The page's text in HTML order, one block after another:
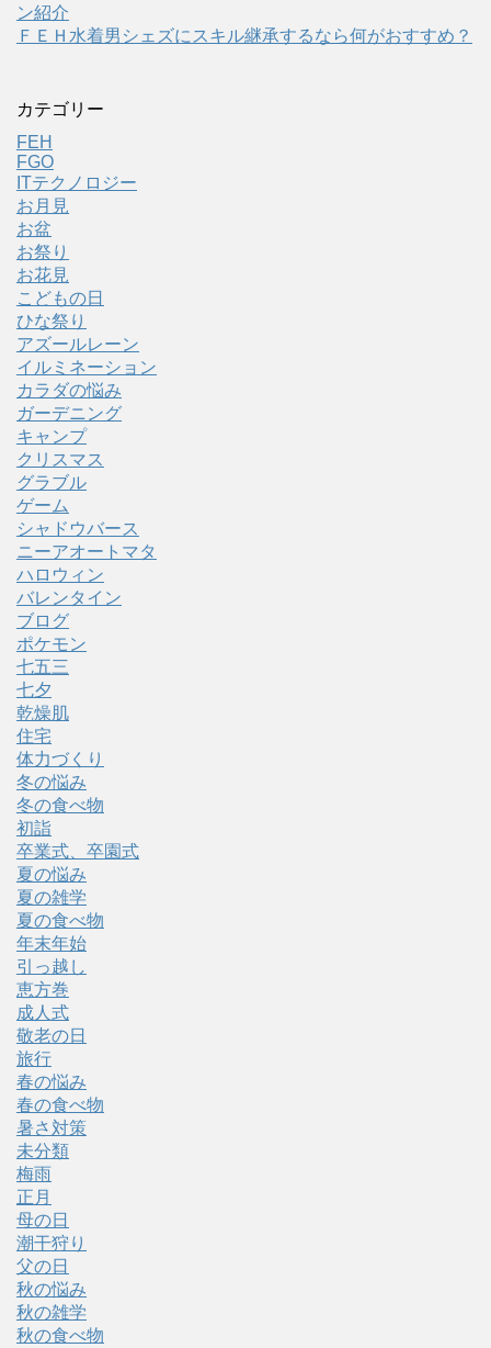
ン紹介
ＦＥＨ水着男シェズにスキル継承するなら何がおすすめ？
カテゴリー
FEH
FGO
ITテクノロジー
お月見
お盆
お祭り
お花見
こどもの日
ひな祭り
アズールレーン
イルミネーション
カラダの悩み
ガーデニング
キャンプ
クリスマス
グラブル
ゲーム
シャドウバース
ニーアオートマタ
ハロウィン
バレンタイン
ブログ
ポケモン
七五三
七夕
乾燥肌
住宅
体力づくり
冬の悩み
冬の食べ物
初詣
卒業式、卒園式
夏の悩み
夏の雑学
夏の食べ物
年末年始
引っ越し
恵方巻
成人式
敬老の日
旅行
春の悩み
春の食べ物
暑さ対策
未分類
梅雨
正月
母の日
潮干狩り
父の日
秋の悩み
秋の雑学
秋の食べ物